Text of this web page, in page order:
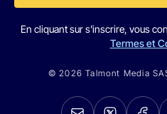
En cliquant sur s'inscrire, vous
Termes et
© 2026 Talmont Media